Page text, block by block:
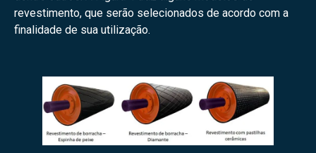
revestimento, que serão selecionados de acordo com a
finalidade de sua utilização.